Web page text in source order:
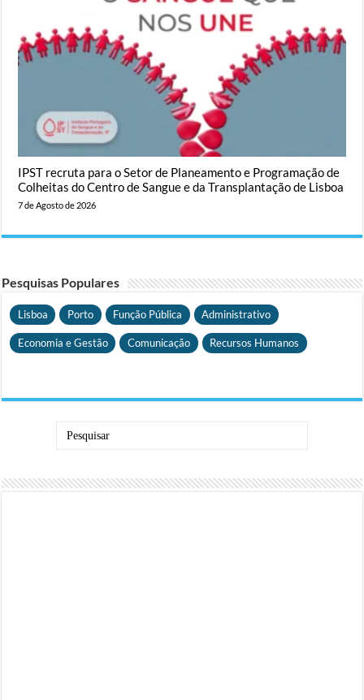
IPST recruta para o Setor de Planeamento e Programação de
Colheitas do Centro de Sangue e da Transplantação de Lisboa
7 de Agosto de 2026
Pesquisas Populares
Lisboa Porto Função Pública Administrativo
Economia e Gestão Comunicação Recursos Humanos